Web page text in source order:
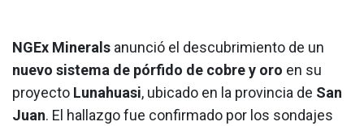
NGEx Minerals anunció el descubrimiento de un
nuevo sistema de pórfido de cobre y oro en su
proyecto Lunahuasi, ubicado en la provincia de San
Juan. El hallazgo fue confirmado por los sondajes